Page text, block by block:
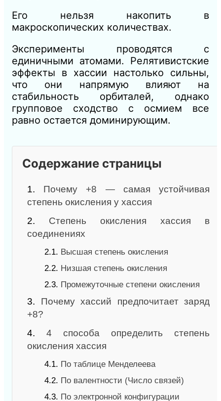
Его нельзя накопить в
макроскопических количествах.
Эксперименты проводятся с
единичными атомами. Релятивистские
эффекты в хассии настолько сильны,
что они напрямую влияют на
стабильность орбиталей, однако
групповое сходство с осмием все
равно остается доминирующим.
Содержание страницы
1. Почему +8 — самая устойчивая
степень окисления у хассия
2. Степень окисления хассия в
соединениях
2.1. Высшая степень окисления
2.2. Низшая степень окисления
2.3. Промежуточные степени окисления
3. Почему хассий предпочитает заряд
+8?
4. 4 способа определить степень
окисления хассия
4.1. По таблице Менделеева
4.2. По валентности (Число связей)
4.3. По электронной конфигурации